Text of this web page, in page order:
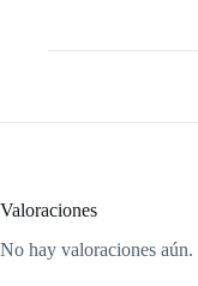
Valoraciones
No hay valoraciones aún.